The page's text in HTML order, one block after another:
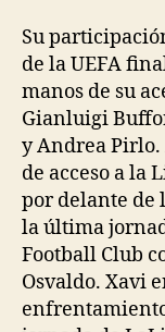
Su
de la UEFA
manos de su
Gianluigi
y Andrea Pirlo.
de acceso a la
por delante de
la última
Football Club
Osvaldo. Xavi